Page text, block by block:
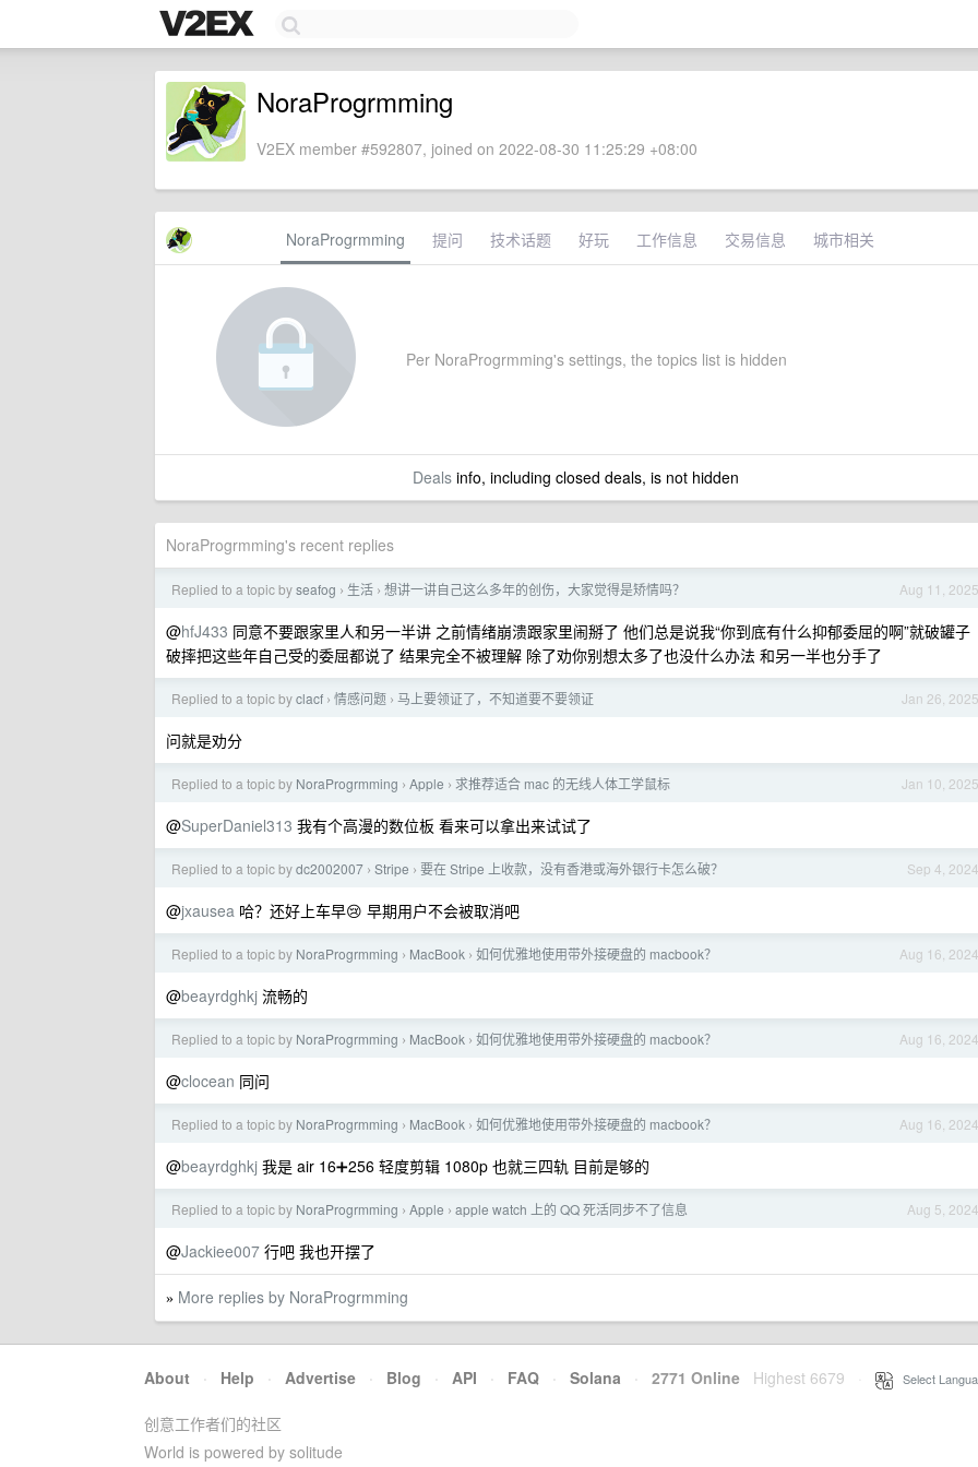
NoraProgrmming
V2EX member #592807, joined on 2022-08-30 11:25:29 +08:00
NoraProgrmming 提问 技术话题 好玩 工作信息 交易信息 城市相关
Per NoraProgrmming's settings, the topics list is hidden
Dealsinfo, including closed deals, is not hidden
NoraProgrmming's recent replies
Aug 11, 2025
Replied to a topic byseafog › 生活 › 想讲一讲自己这么多年的创伤，大家觉得是矫情吗？
@hfJ433 同意不要跟家里人和另一半讲 之前情绪崩溃跟家里闹掰了 他们总是说我“你到底有什么抑郁委屈的啊”就破罐子
破摔把这些年自己受的委屈都说了 结果完全不被理解 除了劝你别想太多了也没什么办法 和另一半也分手了
Jan 26, 2025
Replied to a topic byclacf › 情感问题 › 马上要领证了，不知道要不要领证
问就是劝分
Jan 10, 2025
Replied to a topic by NoraProgrmming › Apple › 求推荐适合 mac 的无线人体工学鼠标
@SuperDaniel313 我有个高漫的数位板 看来可以拿出来试试了
Sep 4, 2024
Replied to a topic bydc2002007 › Stripe › 要在 Stripe 上收款，没有香港或海外银行卡怎么破？
@jxausea 哈？还好上车早😢 早期用户不会被取消吧
Aug 16, 2024
Replied to a topic by NoraProgrmming › MacBook › 如何优雅地使用带外接硬盘的 macbook？
@beayrdghkj 流畅的
Aug 16, 2024
Replied to a topic by NoraProgrmming › MacBook › 如何优雅地使用带外接硬盘的 macbook？
@clocean 同问
Aug 16, 2024
Replied to a topic by NoraProgrmming › MacBook › 如何优雅地使用带外接硬盘的 macbook？
@beayrdghkj 我是 air 16➕256 轻度剪辑 1080p 也就三四轨 目前是够的
Aug 5, 2024
Replied to a topic by NoraProgrmming › Apple › apple watch 上的 QQ 死活同步不了信息
@Jackiee007 行吧 我也开摆了
» More replies by NoraProgrmming
About · Help · Advertise · Blog · API · FAQ · Solana · 2771 Online Highest 6679 Select
创意工作者们的社区
World is powered by solitude